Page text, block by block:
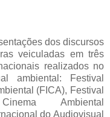
dos discursos
veiculadas em três
realizados no
ambiental: Festival
(FICA), Festival
Ambiental
do Audiovisual